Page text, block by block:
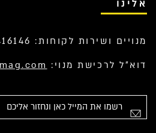
אלינו
מנויים ושירות לקוחות: 058-5416146
דוא”ל לרכישת מנוי: